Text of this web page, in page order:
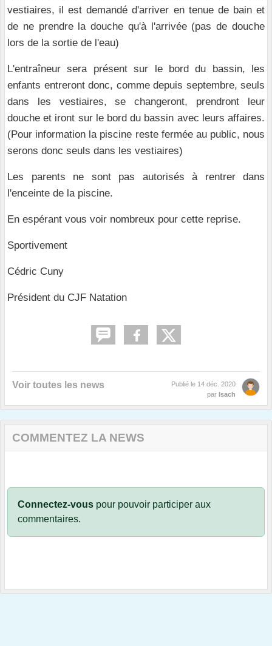
vestiaires, il est demandé d'arriver en tenue de bain et
de ne prendre la douche qu'à l'arrivée (pas de douche
lors de la sortie de l'eau)
L'entraîneur sera présent sur le bord du bassin, les
enfants entreront donc, comme depuis septembre, seuls
dans les vestiaires, se changeront, prendront leur
douche et iront sur le bord du bassin avec leurs affaires.
(Pour information la piscine reste fermée au public, nous
serons donc seuls dans les vestiaires)
Les parents ne sont pas autorisés à rentrer dans
l'enceinte de la piscine.
En espérant vous voir nombreux pour cette reprise.
Sportivement
Cédric Cuny
Président du CJF Natation
Voir toutes les news Publié le 14 déc. 2020
par Isach
COMMENTEZ LA NEWS
Connectez-vous pour pouvoir participer aux
commentaires.